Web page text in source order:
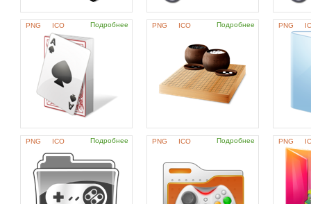
PNG ICO Подробнее PNG ICO Подробнее PNG
PNG ICO Подробнее PNG ICO Подробнее PNG